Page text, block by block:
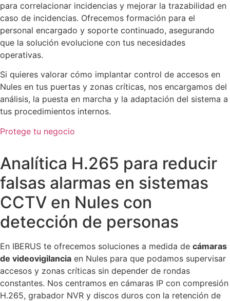
para correlacionar incidencias y mejorar la trazabilidad en
caso de incidencias. Ofrecemos formación para el
personal encargado y soporte continuado, asegurando
que la solución evolucione con tus necesidades
operativas.
Si quieres valorar cómo implantar control de accesos en
Nules en tus puertas y zonas críticas, nos encargamos del
análisis, la puesta en marcha y la adaptación del sistema a
tus procedimientos internos.
Protege tu negocio
Analítica H.265 para reducir
falsas alarmas en sistemas
CCTV en Nules con
detección de personas
En IBERUS te ofrecemos soluciones a medida de cámaras
de videovigilancia en Nules para que podamos supervisar
accesos y zonas críticas sin depender de rondas
constantes. Nos centramos en cámaras IP con compresión
H.265, grabador NVR y discos duros con la retención de